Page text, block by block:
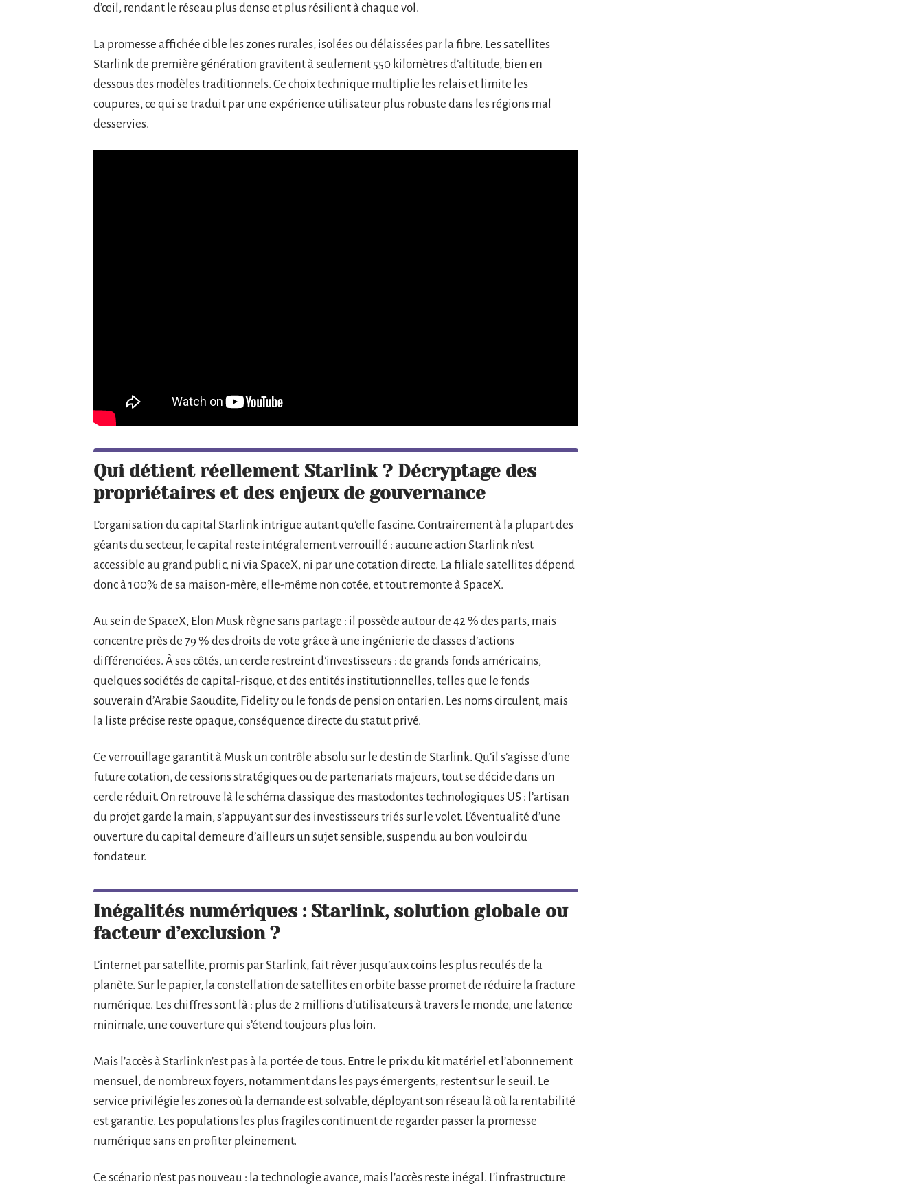
d’œil, rendant le réseau plus dense et plus résilient à chaque vol.
La promesse affichée cible les zones rurales, isolées ou délaissées par la fibre. Les satellites
Starlink de première génération gravitent à seulement 550 kilomètres d’altitude, bien en
dessous des modèles traditionnels. Ce choix technique multiplie les relais et limite les
coupures, ce qui se traduit par une expérience utilisateur plus robuste dans les régions mal
desservies.
Qui détient réellement Starlink ? Décryptage des
propriétaires et des enjeux de gouvernance
L’organisation du capital Starlink intrigue autant qu’elle fascine. Contrairement à la plupart des
géants du secteur, le capital reste intégralement verrouillé : aucune action Starlink n’est
accessible au grand public, ni via SpaceX, ni par une cotation directe. La filiale satellites dépend
donc à 100% de sa maison-mère, elle-même non cotée, et tout remonte à SpaceX.
Au sein de SpaceX, Elon Musk règne sans partage : il possède autour de 42 % des parts, mais
concentre près de 79 % des droits de vote grâce à une ingénierie de classes d’actions
différenciées. À ses côtés, un cercle restreint d’investisseurs : de grands fonds américains,
quelques sociétés de capital-risque, et des entités institutionnelles, telles que le fonds
souverain d’Arabie Saoudite, Fidelity ou le fonds de pension ontarien. Les noms circulent, mais
la liste précise reste opaque, conséquence directe du statut privé.
Ce verrouillage garantit à Musk un contrôle absolu sur le destin de Starlink. Qu’il s’agisse d’une
future cotation, de cessions stratégiques ou de partenariats majeurs, tout se décide dans un
cercle réduit. On retrouve là le schéma classique des mastodontes technologiques US : l’artisan
du projet garde la main, s’appuyant sur des investisseurs triés sur le volet. L’éventualité d’une
ouverture du capital demeure d’ailleurs un sujet sensible, suspendu au bon vouloir du
fondateur.
Inégalités numériques : Starlink, solution globale ou
facteur d’exclusion ?
L’internet par satellite, promis par Starlink, fait rêver jusqu’aux coins les plus reculés de la
planète. Sur le papier, la constellation de satellites en orbite basse promet de réduire la fracture
numérique. Les chiffres sont là : plus de 2 millions d’utilisateurs à travers le monde, une latence
minimale, une couverture qui s’étend toujours plus loin.
Mais l’accès à Starlink n’est pas à la portée de tous. Entre le prix du kit matériel et l’abonnement
mensuel, de nombreux foyers, notamment dans les pays émergents, restent sur le seuil. Le
service privilégie les zones où la demande est solvable, déployant son réseau là où la rentabilité
est garantie. Les populations les plus fragiles continuent de regarder passer la promesse
numérique sans en profiter pleinement.
Ce scénario n’est pas nouveau : la technologie avance, mais l’accès reste inégal. L’infrastructure